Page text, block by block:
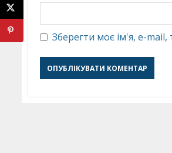
Зберегти моє ім'я, e-